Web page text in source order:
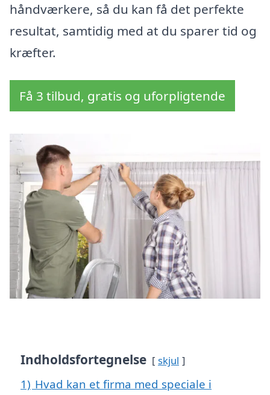
håndværkere, så du kan få det perfekte
resultat, samtidig med at du sparer tid og
kræfter.
Få 3 tilbud, gratis og uforpligtende
Indholdsfortegnelse skjul
1) Hvad kan et firma med speciale i